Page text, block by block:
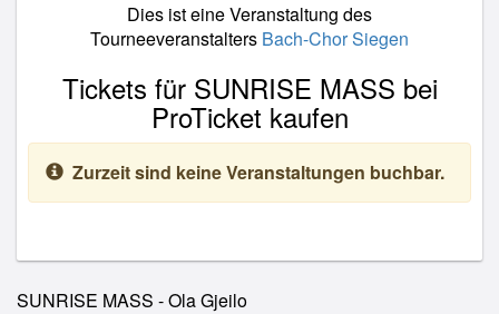
Dies ist eine Veranstaltung des
Tourneeveranstalters Bach-Chor Siegen
Tickets für SUNRISE MASS bei
ProTicket kaufen
Zurzeit sind keine Veranstaltungen buchbar.
SUNRISE MASS - Ola Gjeilo